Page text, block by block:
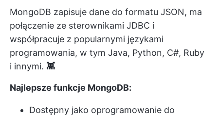
MongoDB zapisuje dane do formatu JSON, ma
połączenie ze sterownikami JDBC i
współpracuje z popularnymi językami
programowania, w tym Java, Python, C#, Ruby
i innymi. 👾
Najlepsze funkcje MongoDB:
Dostępny jako oprogramowanie do